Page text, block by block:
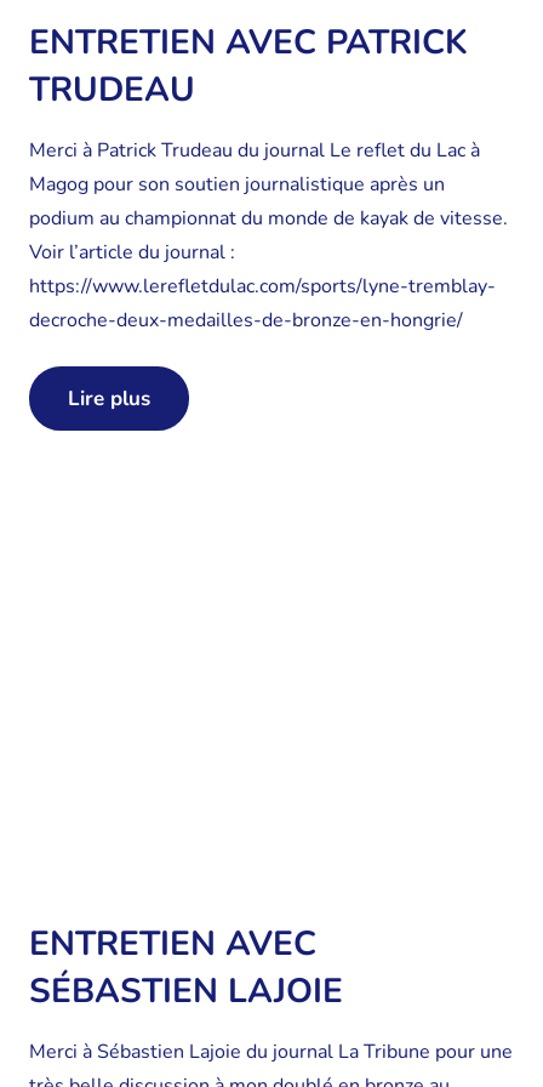
ENTRETIEN AVEC PATRICK
TRUDEAU
Merci à Patrick Trudeau du journal Le reflet du Lac à
Magog pour son soutien journalistique après un
podium au championnat du monde de kayak de vitesse.
Voir l’article du journal :
https://www.lerefletdulac.com/sports/lyne-tremblay-
decroche-deux-medailles-de-bronze-en-hongrie/
Lire plus
ENTRETIEN AVEC
SÉBASTIEN LAJOIE
Merci à Sébastien Lajoie du journal La Tribune pour une